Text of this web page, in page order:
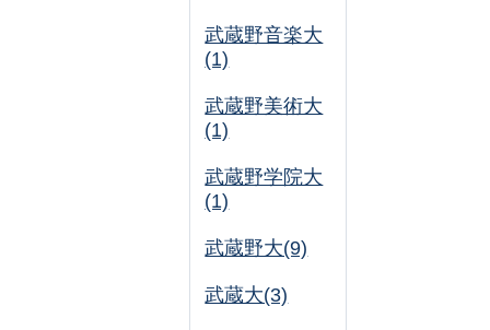
武蔵野音楽大
(1)
武蔵野美術大
(1)
武蔵野学院大
(1)
武蔵野大(9)
武蔵大(3)